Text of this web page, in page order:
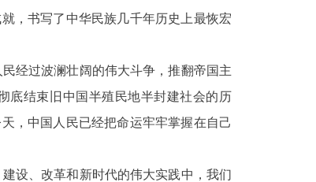
，书写了中华民族几千年历史上最恢宏
经过波澜壮阔的伟大斗争，推翻帝国主
底结束旧中国半殖民地半封建社会的历
，中国人民已经把命运牢牢掌握在自己
设、改革和新时代的伟大实践中，我们